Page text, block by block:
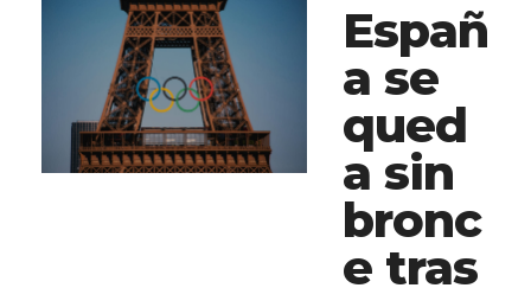
Españ
a se
qued
a sin
bronc
e tras